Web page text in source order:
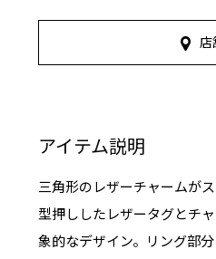
店
アイテム説明
三角形のレザーチャームが
型押ししたレザータグとチ
象的なデザイン。リング部